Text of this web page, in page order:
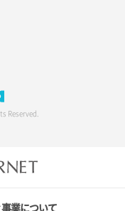
Reserved.
業について